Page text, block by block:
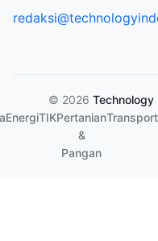
© 2026 Technology
EnergiTIKPertanian
&
Pangan